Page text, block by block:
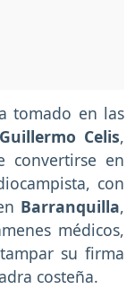
tomado en las
Guillermo Celis,
convertirse en
con
Barranquilla,
médicos,
su firma
costeña.